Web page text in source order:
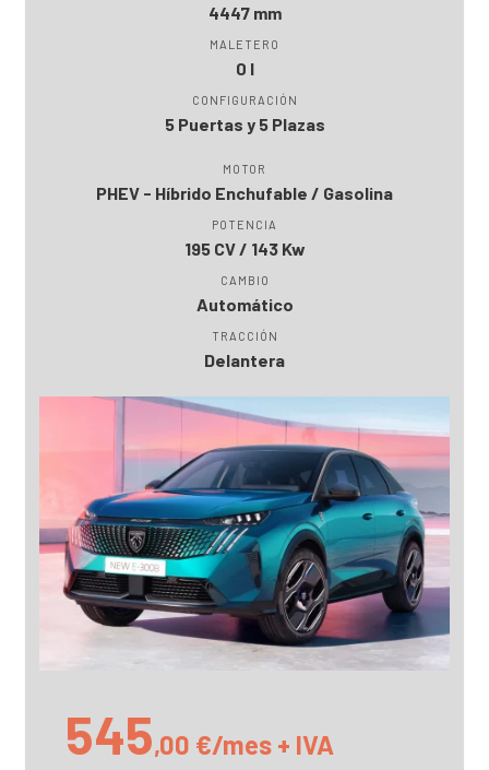
4447 mm
MALETERO
0 l
CONFIGURACIÓN
5 Puertas y 5 Plazas
MOTOR
PHEV - Híbrido Enchufable / Gasolina
POTENCIA
195 CV / 143 Kw
CAMBIO
Automático
TRACCIÓN
Delantera
545,00 €/mes + IVA